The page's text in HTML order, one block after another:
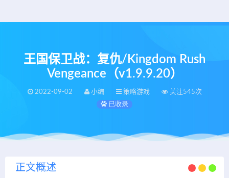
王国保卫战：复仇/Kingdom Rush
Vengeance（v1.9.9.20）
2022-09-02 小编 策略游戏
关注545次
已收录
正文概述